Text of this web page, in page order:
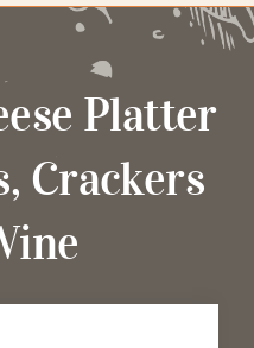
Platter
Crackers